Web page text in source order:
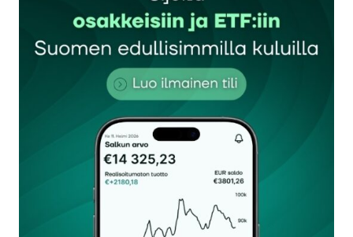
Sähköpostiosoitettasi ei julkaista.Pakolliset
kentät on merkitty*
Kommentti*